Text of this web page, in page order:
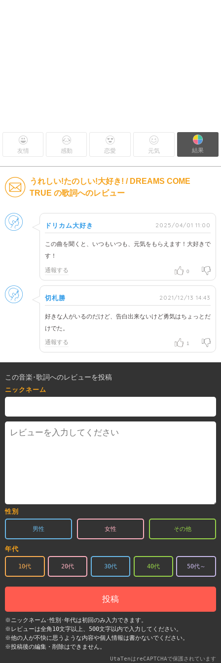
友情 感動 恋愛 元気 結果
うれしい!たのしい!大好き! / DREAMS COME
TRUE の歌詞へのレビュー
男性
ドリカム大好き 2025/04/01 11:00
この曲を聞くと、いつもいつも、元気をもらえます！大好きで
す！
通報する 0
男性
切札勝 2021/12/13 14:43
好きな人がいるのだけど、告白出来ないけど勇気はちょっとだ
けでた。
通報する 1
この音楽･歌詞へのレビューを投稿
ニックネーム
性別
男性 女性 その他
年代
10代 20代 30代 40代 50代～
投稿
※ニックネーム･性別･年代は初回のみ入力できます。
※レビューは全角10文字以上、500文字以内で入力してください。
※他の人が不快に思うような内容や個人情報は書かないでください。
※投稿後の編集・削除はできません。
UtaTenはreCAPTCHAで保護されています